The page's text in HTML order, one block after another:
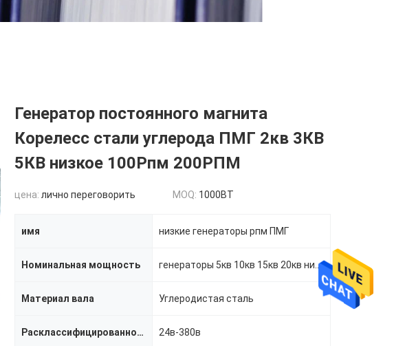
Генератор постоянного магнита
Корелесс стали углерода ПМГ 2кв 3КВ
5КВ низкое 100Рпм 200РПМ
цена: лично переговорить MOQ: 1000ВТ
имя низкие генераторы рпм ПМГ
Номинальная мощность генераторы 5кв 10кв 15кв 20кв низкие рпм
Материал вала Углеродистая сталь
Расклассифицированное напряжение тока 24в-380в